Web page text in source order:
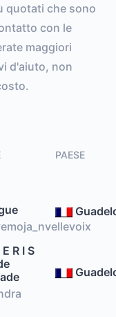
quotati che sono
con le
maggiori
d'aiuto, non
PAESE
R I S